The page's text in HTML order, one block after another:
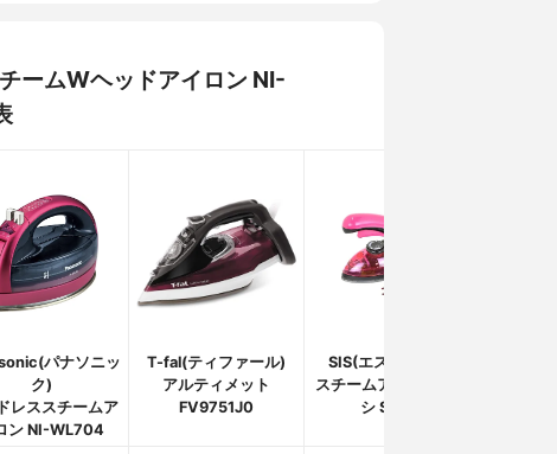
ームWヘッドアイロン NI-
パナソニッ
ク)
レススチームア
ン NI-WL704
T-fal(ティファール)
アルティメット
FV9751J0
SIS(エスアイエス)
スチームアイロンブラ
シ SY-18